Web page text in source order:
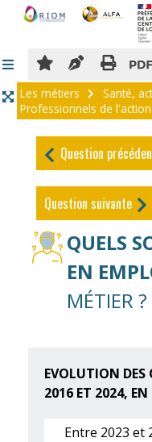
Les métiers
Santé,
Professionnels de
Question
Question suivante
QUELS
EN
MÉTIER ?
EVOLUTION DES
2016 ET 2024,
Entre 2023 et
Panneau de gestion des